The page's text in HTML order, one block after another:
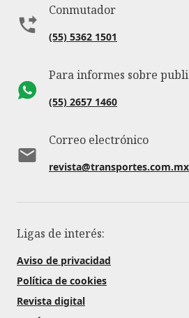
Conmutador
(55) 5362 1501
Para informes sobre
(55) 2657 1460
Correo electrónico
revista@transportes.com.mx
Ligas de interés:
Aviso de privacidad
Política de cookies
Revista digital